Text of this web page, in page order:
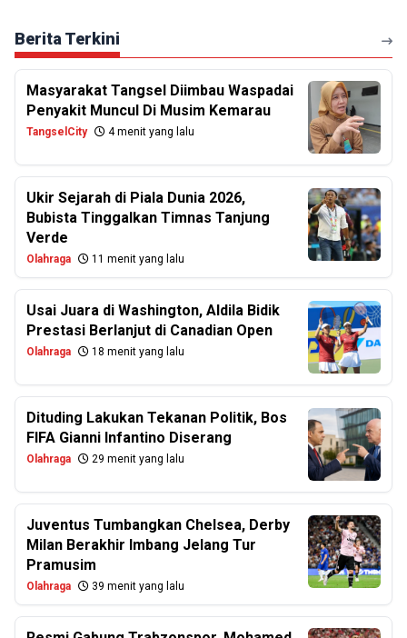
Berita Terkini
Masyarakat Tangsel Diimbau Waspadai
Penyakit Muncul Di Musim Kemarau
TangselCity 4 menit yang lalu
Ukir Sejarah di Piala Dunia 2026,
Bubista Tinggalkan Timnas Tanjung
Verde
Olahraga 11 menit yang lalu
Usai Juara di Washington, Aldila Bidik
Prestasi Berlanjut di Canadian Open
Olahraga 18 menit yang lalu
Dituding Lakukan Tekanan Politik, Bos
FIFA Gianni Infantino Diserang
Olahraga 29 menit yang lalu
Juventus Tumbangkan Chelsea, Derby
Milan Berakhir Imbang Jelang Tur
Pramusim
Olahraga 39 menit yang lalu